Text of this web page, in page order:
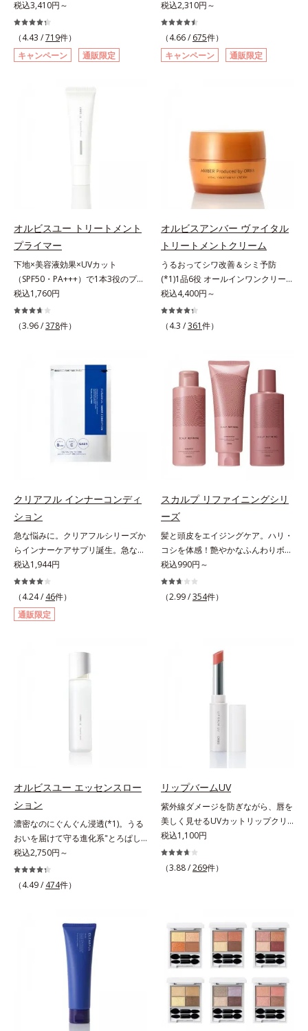
に変化するテクスチャーは、肌にす
ばやくなじみ、毎日の美白ケアを楽
しくする使いごこちを叶えました。
*1 メラニンの蓄積を抑え、シミ・
ソバカスを防ぐ*2 デクスパンテノ
と*4 うるおいによる透明感のある
肌*5 ターンオーバーを促進して、
メラニンの塊を微細化すること*6
アルテアエキス配合＝保湿成分各商
で、うるおいのすき間にぐんぐん入
り込み、うるおいで満ち満ちたハリ
のある美肌へと整えます。*1 クチ
ナシ果実エキス、ハトムギ種子エキ
ス、ユズ果実エキス、水添レシチ
るおい不足など*3 お手入れのファ
ーストステップのこと*4 細胞間脂
質に類似した構造*5 保湿成分
みわたるうるおい充満ローション。
ハリも透明感(*5)も結果主義。年齢
サイン(*6)の因子に着目した肌科学
エイジングケア(*3)シリーズ。オル
ビスユー ドットシリーズは、年齢
ではなく、肌で起きていることの根
本原因に着目。加齢とともに現れる
年齢サインについて研究を進めたと
ころ、弾力感のない状態である「ハ
そこでオルビスユー ドットシリー
ズは美容成分(*8)として「G.D.F.ア
クティベーター(*9)」を配合。そし
て、従来から配合している美白(*1)
有効成分「トラネキサム酸」を配合
しました。さらに、シリーズ共通の
美容成分「GLルートブースター
(*10)」を配合することで、肌のふ
っくら感や透明感を叶えます。美白
上向き(*11)のハリと透明感を。効
イジングケアを応援します。*1 メ
ラニンの生成を抑え、シミ・ソバカ
スを防ぐ（ウォッシュを除く）*2
オルビス内スキンケアシリーズの保
湿力*3 年齢に応じたお手入れのこ
*7 乾燥による*8 保湿成分*9
ロニセラカエルレア果汁、ノバラエ
キス配合＝うるおいを与えハリと透
明感に満ちた肌へ導く保湿成分
*10 メマツヨイグサ抽出液、スイ
カズラエキス配合＝角層のすみずみ
まで水分・油分を保ち、ハリ・ツヤ
を与える保湿成分*11 気持ちのこ
と
税込3,410円～
（4.43 /719件）
キャンペーン
通販限定
絡めとりくすみ(*5)を晴らす高密着
マイルドピーリング(*6)洗顔料。ハ
リも透明感(*7)も結果主義。年齢サ
イン(*8)の因子に着目した肌科学エ
イジングケア(*3)シリーズ。オルビ
齢サインについて研究を進めたとこ
ろ、弾力感のない状態である「ハリ
のなさ」や、くすみ(*5)などが現れ
ている状態である「透明感のなさ」
が、大人の肌印象に大きな影響を与
えていることがわかりました。そこ
でオルビスユー ドットシリーズは
美容成分(*9)として「G.D.F.アクテ
ィベーター(*10)」を配合。そし
て、従来から配合している美白(*1)
有効成分「トラネキサム酸」を配合
しました。さらに、シリーズ共通の
美容成分「GLルートブースター
(*11)」を配合することで、肌のふ
アが叶うシリーズに。3ステップで
上向き(*12)のハリと透明感を。効
果的なシナジー設計で、あなたのエ
イジングケアを応援します。*1 メ
ラニンの生成を抑え、シミ・ソバカ
スを防ぐ（ウォッシュを除く）*2
オルビス内スキンケアシリーズの保
湿力*3 年齢に応じたお手入れのこ
角層*5 乾燥による*6 洗浄によ
る物理的効果*7 うるおいによる
*8 乾燥、ハリ・ツヤのなさ*9
保湿成分*10 ロニセラカエルレア
果汁、ノバラエキス配合＝うるおい
を与えハリと透明感に満ちた肌へ導
く保湿成分*11 メマツヨイグサ抽
出液、スイカズラエキス配合＝角層
税込2,310円～
（4.66 / 675件）
キャンペーン
通販限定
オルビスユー トリートメント
プライマー
下地×美容液効果×UVカット
（SPF50・PA+++）で1本3役のプラ
イマー。凹凸をつるんとなめらかに
(*1)整え、化粧ノリUPの高機能化粧
下地。“塗るたび高まる、素肌の美
る小ジワをカバーしてハリ肌に整え
凸をつるんとなめらかに(*1)。スキ
ンケア発想の化粧下地です。保湿成
分が肌全層(*2)に働きかけて、肌の
うるおいをグンとアップ＆リッチな
クリームのようにぴたっと密着。乾
す。むやみに隠すのではなくふわり
アのW効果で軽やかな美肌を印象づ
けます。紫外線吸収剤フリーなのに
高SPF値、さらにスキンプロテクト
複合成分(*3)が、ブルーライト、紫
外線、大気中の微粒子汚れなどの外
的ダメージから肌表面をガードしま
す。【カバー効果】保湿性凹凸カバ
すい肌にうるおいを届けながら、光
ーします。【ラスティング効果】皮
主成分を選択的に吸収し、うるおい
はしっかり残すことでカバー力を保
層の範囲内*3 スキンプロテクト※
防ぐ複合成分 ※ ビルベリー葉エ
キス、タベブイアインペチギノサ樹
皮エキス*4 グリセリルグルコシド
（保湿成分）、（ジメチコン／ビニ
ルジメチコン）クロスポリマー、ジ
メチコン（カバー成分）*5 アクリ
レーツコポリマー
税込1,760円
（3.96 /378件）
オルビスアンバー ヴァイタル
トリートメントクリーム
うるおってシワ改善＆シミ予防
(*1)1品6役 オールインワンクリー
ム。オルビスアンバーは、いつも⾃
然体で美しくありたいと願う⼤⼈世
代に寄り添うブランドです。年齢印
世代の肌に向き合い、手軽なお手入
れで賢いケアを。ライフスタイルに
なじむ、若々しい印象(*2)作りのサ
ポートをします。オルビスアンバー
ヴァイタルトリートメントクリーム
「オルビスアンバー ヴァイタルト
リートメントクリーム」は、1品
で、化粧水、クリーム、シワ改善・
ッククリーム(*3)、パックの6役を
担い、複合的にアプローチ。Wナイ
アシン(*4)によるシワ改善・シミ予
防に加え、複合成分コラーゲンコン
プレックスSPが肌のハリを徹底サポ
ート。肌なじみのよいクリーム構造
で角層まで保湿成分が浸透し、うる
おいをギュッと閉じ込めます。洗顔
す。*1 メラニンの生成を抑え、シ
ミ・ソバカスを防ぐ*2 肌にハリを
ケアとして*4 ナイアシンアミド
税込4,400円～
（4.3 /361件）
クリアフル インナーコンディ
ション
急な悩みに。クリアフルシリーズか
らインナーケアサプリ誕生。急な悩
みに。ケアに行き詰まったすべての
女性に送る、「クリアフルシリー
ズ」のオールインワンサプリメント
です。ビタミンB1とB2を配合。ビ
タミンB6とビタミンCは、タイムリ
放出されます。またすこやかな美し
ラミドをプラス。さらにストレス社
すこやかな毎日を応援します。
税込1,944円
（4.24 / 46件）
通販限定
スカルプ リファイニングシリ
ーズ
髪と頭皮をエイジングケア。ハリ・
コシを体感！艶やかなふんわりボリ
ューム美髪へ。「抜け毛が目立つ」
「ボリュームがない」「ハリ・コシ
がない」という年齢による3大髪悩
シリーズです。地肌と髪をすこやか
に保つ「3Dプロテクト成分(*2)」
ンドボタニカルエキス(*2)」を配
美髪へ導きます。翌朝の手ぐしで納
得できる、褒められ髪をご体感くだ
さい。*1 年齢に応じたお手入れの
こと *2 保湿成分
税込990円～
（2.99 /354件）
オルビスユー エッセンスロー
ション
濃密なのにぐんぐん浸透(*1)。うる
おいを届けて守る進化系"とろぱし
ゃ"ローション。7000種を超える成
分から厳選し、「うるおいの質
(*1)」に着目した初期エイジングケ
ーチする初期エイジングケアシリー
ズです。「うるおいの質」に着目
し、肌荒れを予防しながらうるおい
に満ちた美しい肌へと導きます。ポ
ーラ・オルビスグループ独自の肌荒
れ防止有効成分として、「DF-パン
テノール(*3)」を国内唯一(*4)、高
濃度で配合。角層のバリア機能にア
税込2,750円～
（4.49 / 474件）
リップバームUV
紫外線ダメージを防ぎながら、唇を
美しく見せるUVカットリップクリ
ーム。UV対策を忘れがちな唇に。
紫外線をカットしながら、顔色をパ
ッと明るく見せるUVカットリップ
SPF25・PA++のUVカット効果のあ
るリップクリームで、顔だけでなく
唇もしっかりUV対策しましょう。2
種類の保湿成分（加水分解コラーゲ
ン、ゲットウ葉エキス）を配合して
いるから、カサつき・くすみ(*)など
の乾燥悩みも解決＆うるおい長持
ち。通常色は、どんな肌色にも似合
税込1,100円
（3.88 /269件）